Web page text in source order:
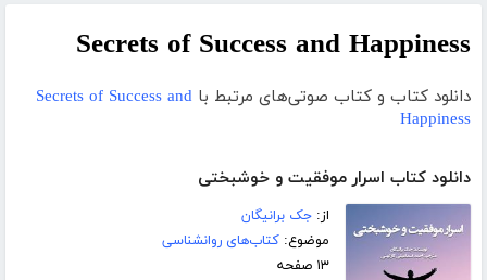
Secrets of Success and Happiness
دانلود کتاب و کتاب صوتی‌های مرتبط با Secrets of Success and
Happiness
دانلود کتاب اسرار موفقیت و خوشبختی
از:جک برانیگان
موضوع:کتاب‌های روانشناسی
۱۳ صفحه